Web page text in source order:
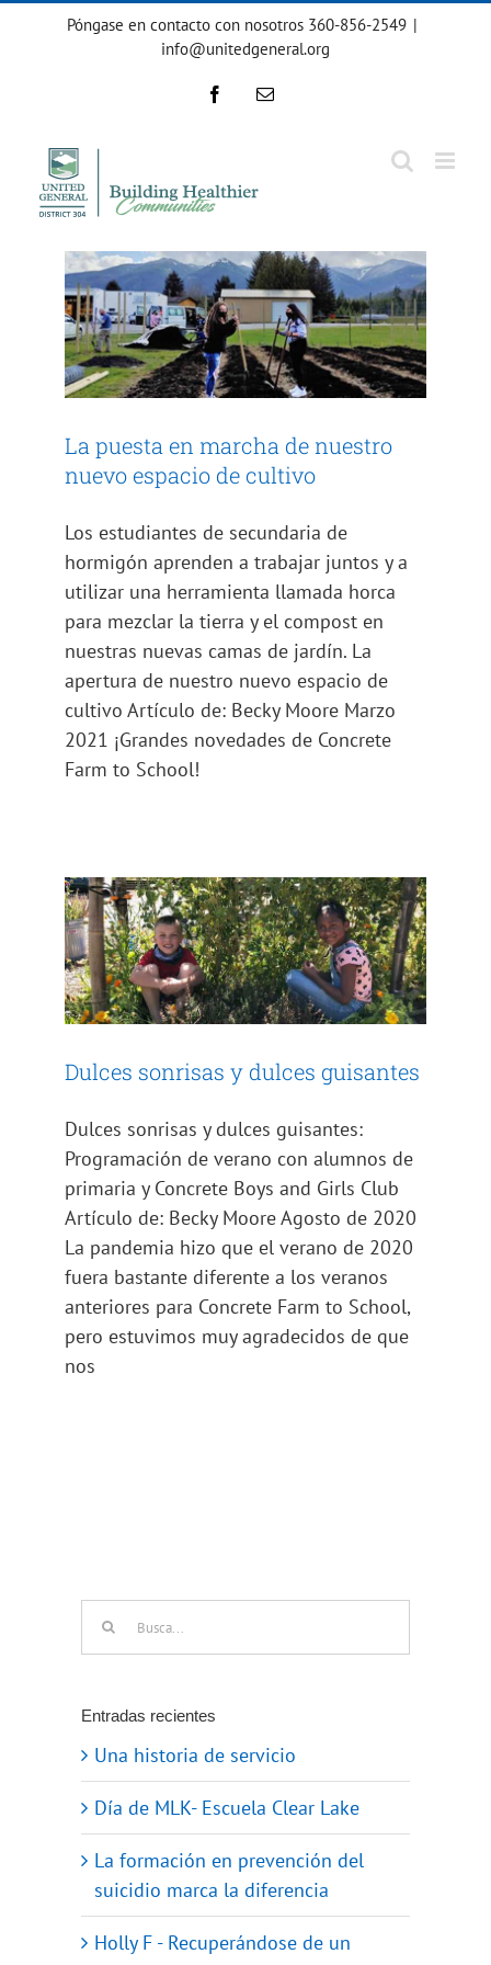
Póngase en contacto con nosotros 360-856-2549 |
info@unitedgeneral.org
FacebookCorreo
nuestro nuevo espacio de
De la granja a la escuela
La puesta en marcha de nuestro
nuevo espacio de cultivo
Los estudiantes de secundaria de
hormigón aprenden a trabajar juntos y a
utilizar una herramienta llamada horca
para mezclar la tierra y el compost en
nuestras nuevas camas de jardín. La
apertura de nuestro nuevo espacio de
cultivo Artículo de: Becky Moore Marzo
2021 ¡Grandes novedades de Concrete
Farm to School!
Dulces sonrisas y dulces guisantes
Dulces sonrisas y dulces guisantes:
Programación de verano con alumnos de
primaria y Concrete Boys and Girls Club
Artículo de: Becky Moore Agosto de 2020
La pandemia hizo que el verano de 2020
fuera bastante diferente a los veranos
anteriores para Concrete Farm to School,
pero estuvimos muy agradecidos de que
nos
Entradas recientes
Una historia de servicio
Día de MLK- Escuela Clear Lake
La formación en prevención del
suicidio marca la diferencia
Holly F - Recuperándose de un